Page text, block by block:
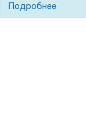
Обратная связь
Подробнее